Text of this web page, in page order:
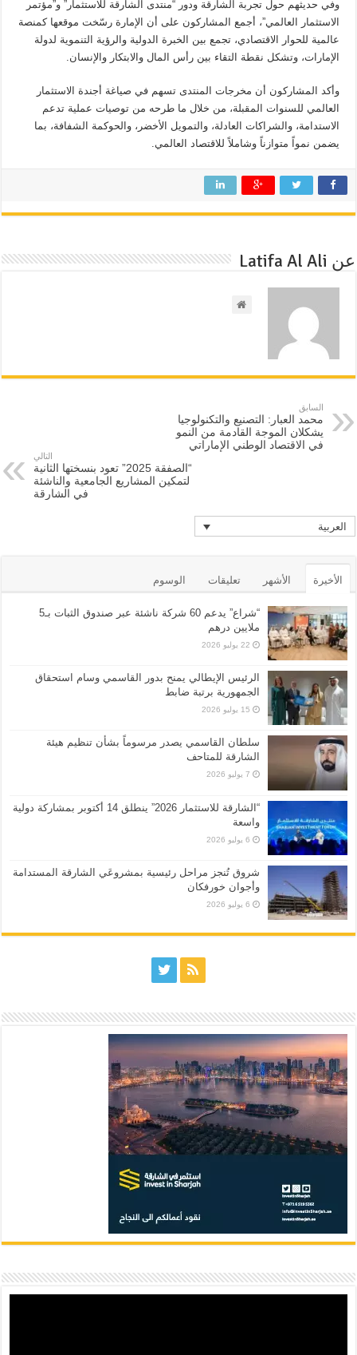
وفي حديثهم حول تجربة الشارقة ودور “منتدى الشارقة للاستثمار” و”مؤتمر
الاستثمار العالمي”، أجمع المشاركون على أن الإمارة رسّخت موقعها كمنصة
عالمية للحوار الاقتصادي، تجمع بين الخبرة الدولية والرؤية التنموية لدولة
الإمارات، وتشكل نقطة التقاء بين رأس المال والابتكار والإنسان.
وأكد المشاركون أن مخرجات المنتدى تسهم في صياغة أجندة الاستثمار
العالمي للسنوات المقبلة، من خلال ما طرحه من توصيات عملية تدعم
الاستدامة، والشراكات العادلة، والتمويل الأخضر، والحوكمة الشفافة، بما
يضمن نمواً متوازناً وشاملاً للاقتصاد العالمي.
عن Latifa Al Ali
السابق
محمد العبار: التصنيع والتكنولوجيا
يشكلان الموجة القادمة من النمو
في الاقتصاد الوطني الإماراتي
التالي
“الصفقة 2025” تعود بنسختها الثانية
لتمكين المشاريع الجامعية والناشئة
في الشارقة
العربية
الأخيرة الأشهر تعليقات الوسوم
“شراع” يدعم 60 شركة ناشئة عبر صندوق الثبات بـ5
ملايين درهم
22 يوليو 2026
الرئيس الإيطالي يمنح بدور القاسمي وسام استحقاق
الجمهورية برتبة ضابط
15 يوليو 2026
سلطان القاسمي يصدر مرسوماً بشأن تنظيم هيئة
الشارقة للمتاحف
7 يوليو 2026
“الشارقة للاستثمار 2026” ينطلق 14 أكتوبر بمشاركة دولية
واسعة
6 يوليو 2026
شروق تُنجز مراحل رئيسية بمشروعَي الشارقة المستدامة
وأجوان خورفكان
6 يوليو 2026